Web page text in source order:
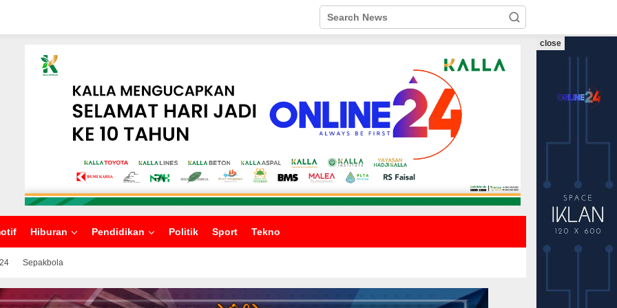
Hiburan Pendidikan Politik Sport Tekno
Sepakbola
close